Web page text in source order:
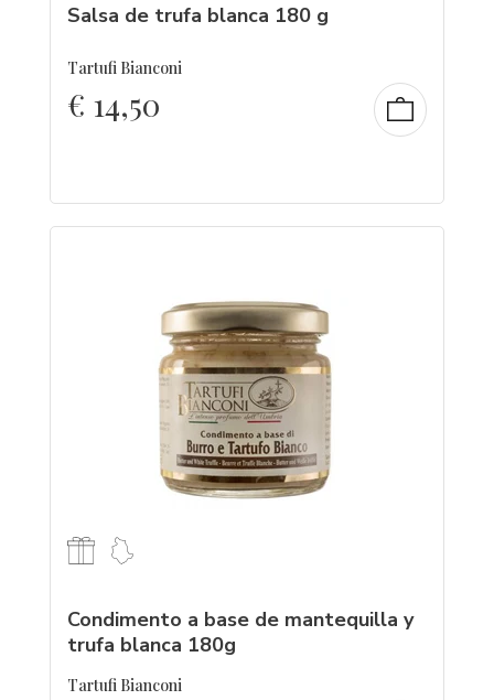
Salsa de trufa blanca 180 g
Tartufi Bianconi
€ 14,50
Condimento a base de mantequilla y
trufa blanca 180g
Tartufi Bianconi